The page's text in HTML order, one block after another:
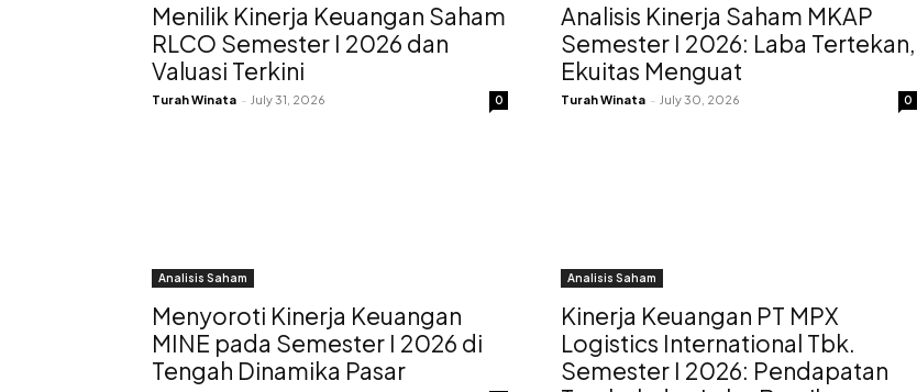
Menilik Kinerja Keuangan Saham
RLCO Semester I 2026 dan
Valuasi Terkini
Turah Winata - July 31, 2026 0
Analisis Kinerja Saham MKAP
Semester I 2026: Laba Tertekan,
Ekuitas Menguat
Turah Winata - July 30, 2026 0
Analisis Saham
Menyoroti Kinerja Keuangan
MINE pada Semester I 2026 di
Tengah Dinamika Pasar
Analisis Saham
Kinerja Keuangan PT MPX
Logistics International Tbk.
Semester I 2026: Pendapatan